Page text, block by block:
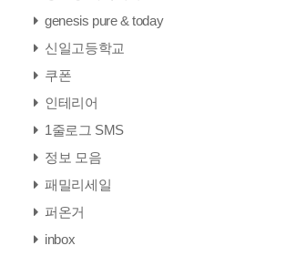
genesis pure & today
신일고등학교
쿠폰
인테리어
1줄로그 SMS
정보 모음
패밀리세일
퍼온거
inbox